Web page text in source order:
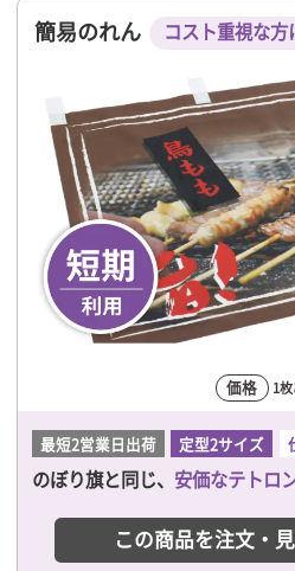
簡易のれん コスト重視な方
価格 1
最短2営業日出荷 定型2サイズ
のぼり旗と同じ、 安価なテトロ
この商品を注文・